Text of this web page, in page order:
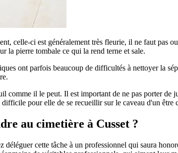
celle-ci est généralement très fleurie, il ne faut pas
la pierre tombale ce qui la rend terne et sale.
ont parfois beaucoup de difficultés à nettoyer la
comme il le peut. Il est important de ne pas porter de
pour elle de se recueillir sur le caveau d'un
au cimetière à Cusset ?
cette tâche à un professionnel qui saura